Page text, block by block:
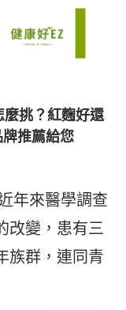
麼挑？紅麴好還
推薦給您
年來醫學調查
改變，患有三
族群，連同青